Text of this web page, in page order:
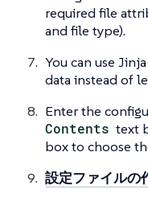
required file
and file type).
You can use
data instead of
Enter the
Contents text
box to choose
設定ファイルの